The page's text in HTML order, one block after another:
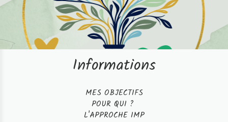
Informations
MES OBJECTIFS
POUR QUI ?
L'APPROCHE IMP